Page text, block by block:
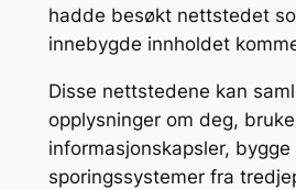
hadde besøkt nettstedet
innebygde innholdet
Disse nettstedene kan
opplysninger om deg, bruke
informasjonskapsler, bygge
sporingssystemer fra